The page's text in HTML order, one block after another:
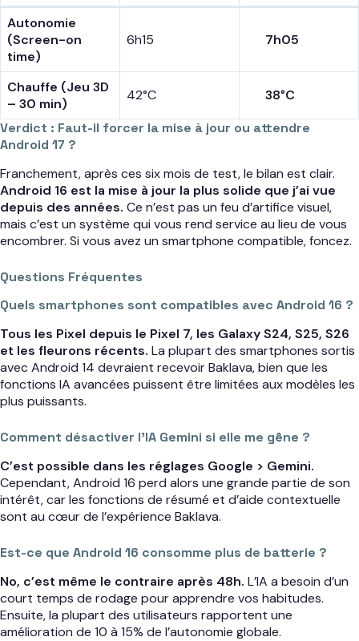
Autonomie
(Screen-on
time)
6h15 7h05
Chauffe (Jeu 3D
– 30 min)
42°C
38°C
Verdict : Faut-il forcer la mise à jour ou attendre
Android 17 ?
Franchement, après ces six mois de test, le bilan est clair.
Android 16 est la mise à jour la plus solide que j’ai vue
depuis des années. Ce n’est pas un feu d’artifice visuel,
mais c’est un système qui vous rend service au lieu de vous
encombrer. Si vous avez un smartphone compatible, foncez.
Questions Fréquentes
Quels smartphones sont compatibles avec Android 16 ?
Tous les Pixel depuis le Pixel 7, les Galaxy S24, S25, S26
et les fleurons récents. La plupart des smartphones sortis
avec Android 14 devraient recevoir Baklava, bien que les
fonctions IA avancées puissent être limitées aux modèles les
plus puissants.
Comment désactiver l’IA Gemini si elle me gêne ?
C’est possible dans les réglages Google > Gemini.
Cependant, Android 16 perd alors une grande partie de son
intérêt, car les fonctions de résumé et d’aide contextuelle
sont au cœur de l’expérience Baklava.
Est-ce que Android 16 consomme plus de batterie ?
No, c’est même le contraire après 48h. L’IA a besoin d’un
court temps de rodage pour apprendre vos habitudes.
Ensuite, la plupart des utilisateurs rapportent une
amélioration de 10 à 15% de l’autonomie globale.